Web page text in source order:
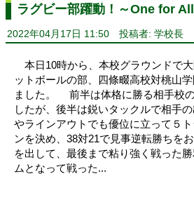
ラグビー部躍動！～One for
2022年04月17日 11:50 投稿者: 学校長
本日10時から、本校グラウンドで
ットボールの部、四條畷高校対桃山
ました。 前半は体格に勝る相手校
したが、後半は鋭いタックルで相手
やラインアウトでも優位に立って５
ンを決め、38対21で見事逆転勝ちを
を出して、最後まで粘り強く戦った
ムとなって戦った...